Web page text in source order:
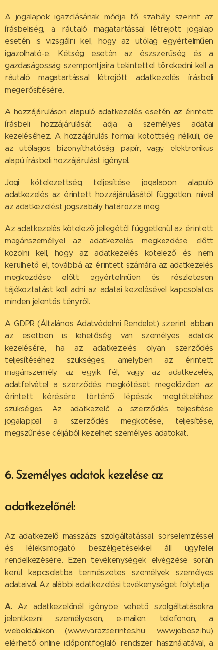
A jogalapok igazolásának módja fő szabály szerint az
írásbeliség, a ráutaló magatartással létrejött jogalap
esetén is vizsgálni kell, hogy az utólag egyértelműen
igazolható-e. Kétség esetén az észszerűség és a
gazdaságosság szempontjaira tekintettel törekedni kell a
ráutaló magatartással létrejött adatkezelés írásbeli
megerősítésére.
A hozzájáruláson alapuló adatkezelés esetén az érintett
írásbeli hozzájárulását adja a személyes adatai
kezeléséhez. A hozzájárulás formai kötöttség nélküli, de
az utólagos bizonyíthatóság papír, vagy elektronikus
alapú írásbeli hozzájárulást igényel.
Jogi kötelezettség teljesítése jogalapon alapuló
adatkezelés az érintett hozzájárulásától független, mivel
az adatkezelést jogszabály határozza meg.
Az adatkezelés kötelező jellegétől függetlenül az érintett
magánszeméllyel az adatkezelés megkezdése előtt
közölni kell, hogy az adatkezelés kötelező és nem
kerülhető el, továbbá az érintett számára az adatkezelés
megkezdése előtt egyértelműen és részletesen
tájékoztatást kell adni az adatai kezelésével kapcsolatos
minden jelentős tényről.
A GDPR (Általános Adatvédelmi Rendelet) szerint abban
az esetben is lehetőség van személyes adatok
kezelésére, ha az adatkezelés olyan szerződés
teljesítéséhez szükséges, amelyben az érintett
magánszemély az egyik fél, vagy az adatkezelés,
adatfelvétel a szerződés megkötését megelőzően az
érintett kérésére történő lépések megtételéhez
szükséges. Az adatkezelő a szerződés teljesítése
jogalappal a szerződés megkötése, teljesítése,
megszűnése céljából kezelhet személyes adatokat.
6. Személyes adatok kezelése az
adatkezelőnél:
Az adatkezelő masszázs szolgáltatással, sorselemzéssel
és léleksimogató beszélgetésekkel áll ügyfelei
rendelkezésére. Ezen tevékenységek elvégzése során
kerül kapcsolatba természetes személyek személyes
adataival. Az alábbi adatkezelési tevékenységet folytatja:
A. Az adatkezelőnél igénybe vehető szolgáltatásokra
jelentkezni személyesen, e-mailen, telefonon, a
weboldalakon (www.varazserintes.hu, www.joboszi.hu)
elérhető online időpontfoglaló rendszer használatával, a